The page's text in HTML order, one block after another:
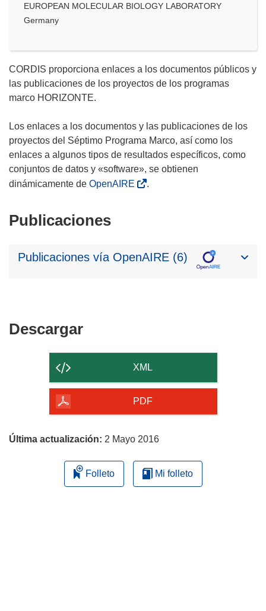
EUROPEAN MOLECULAR BIOLOGY LABORATORY
Germany
CORDIS proporciona enlaces a los documentos públicos y
las publicaciones de los proyectos de los programas
marco HORIZONTE.
Los enlaces a los documentos y las publicaciones de los
proyectos del Séptimo Programa Marco, así como los
enlaces a algunos tipos de resultados específicos, como
conjuntos de datos y «software», se obtienen
dinámicamente de OpenAIRE .
Publicaciones
Publicaciones vía OpenAIRE (6)
DescargarDescargar
contenido
de
página
XML
PDF
Última actualización: 2 Mayo 2016
Folleto Mi folleto